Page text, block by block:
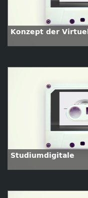
Konzept der
Studiumdigitale